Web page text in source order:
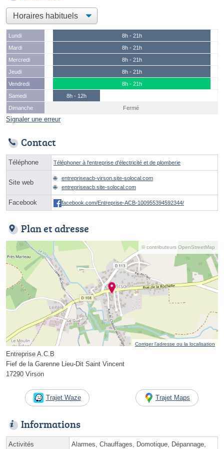
Lundi
8h - 21h
Mardi
8h - 21h
Mercredi
8h - 21h
Jeudi
8h - 21h
Vendredi
8h - 21h
Samedi
8h - 12h
Dimanche
Fermé
Signaler une erreur
Contact
Téléphone Téléphoner à l'entreprise d'électricité et de plomberie
Site web
entrepriseacb-virson.site-solocal.com
entrepriseacb.site-solocal.com
Facebook facebook.com/Entreprise-ACB-100955394592344/
Plan et adresse
© contributeurs OpenStreetMap
Corriger l’adresse ou la localisation
Entreprise A.C.B
Fief de la Garenne Lieu-Dit Saint Vincent
17290 Virson
Trajet Waze Trajet Maps
Informations
Activités
Alarmes, Chauffages, Domotique, Dépannage,